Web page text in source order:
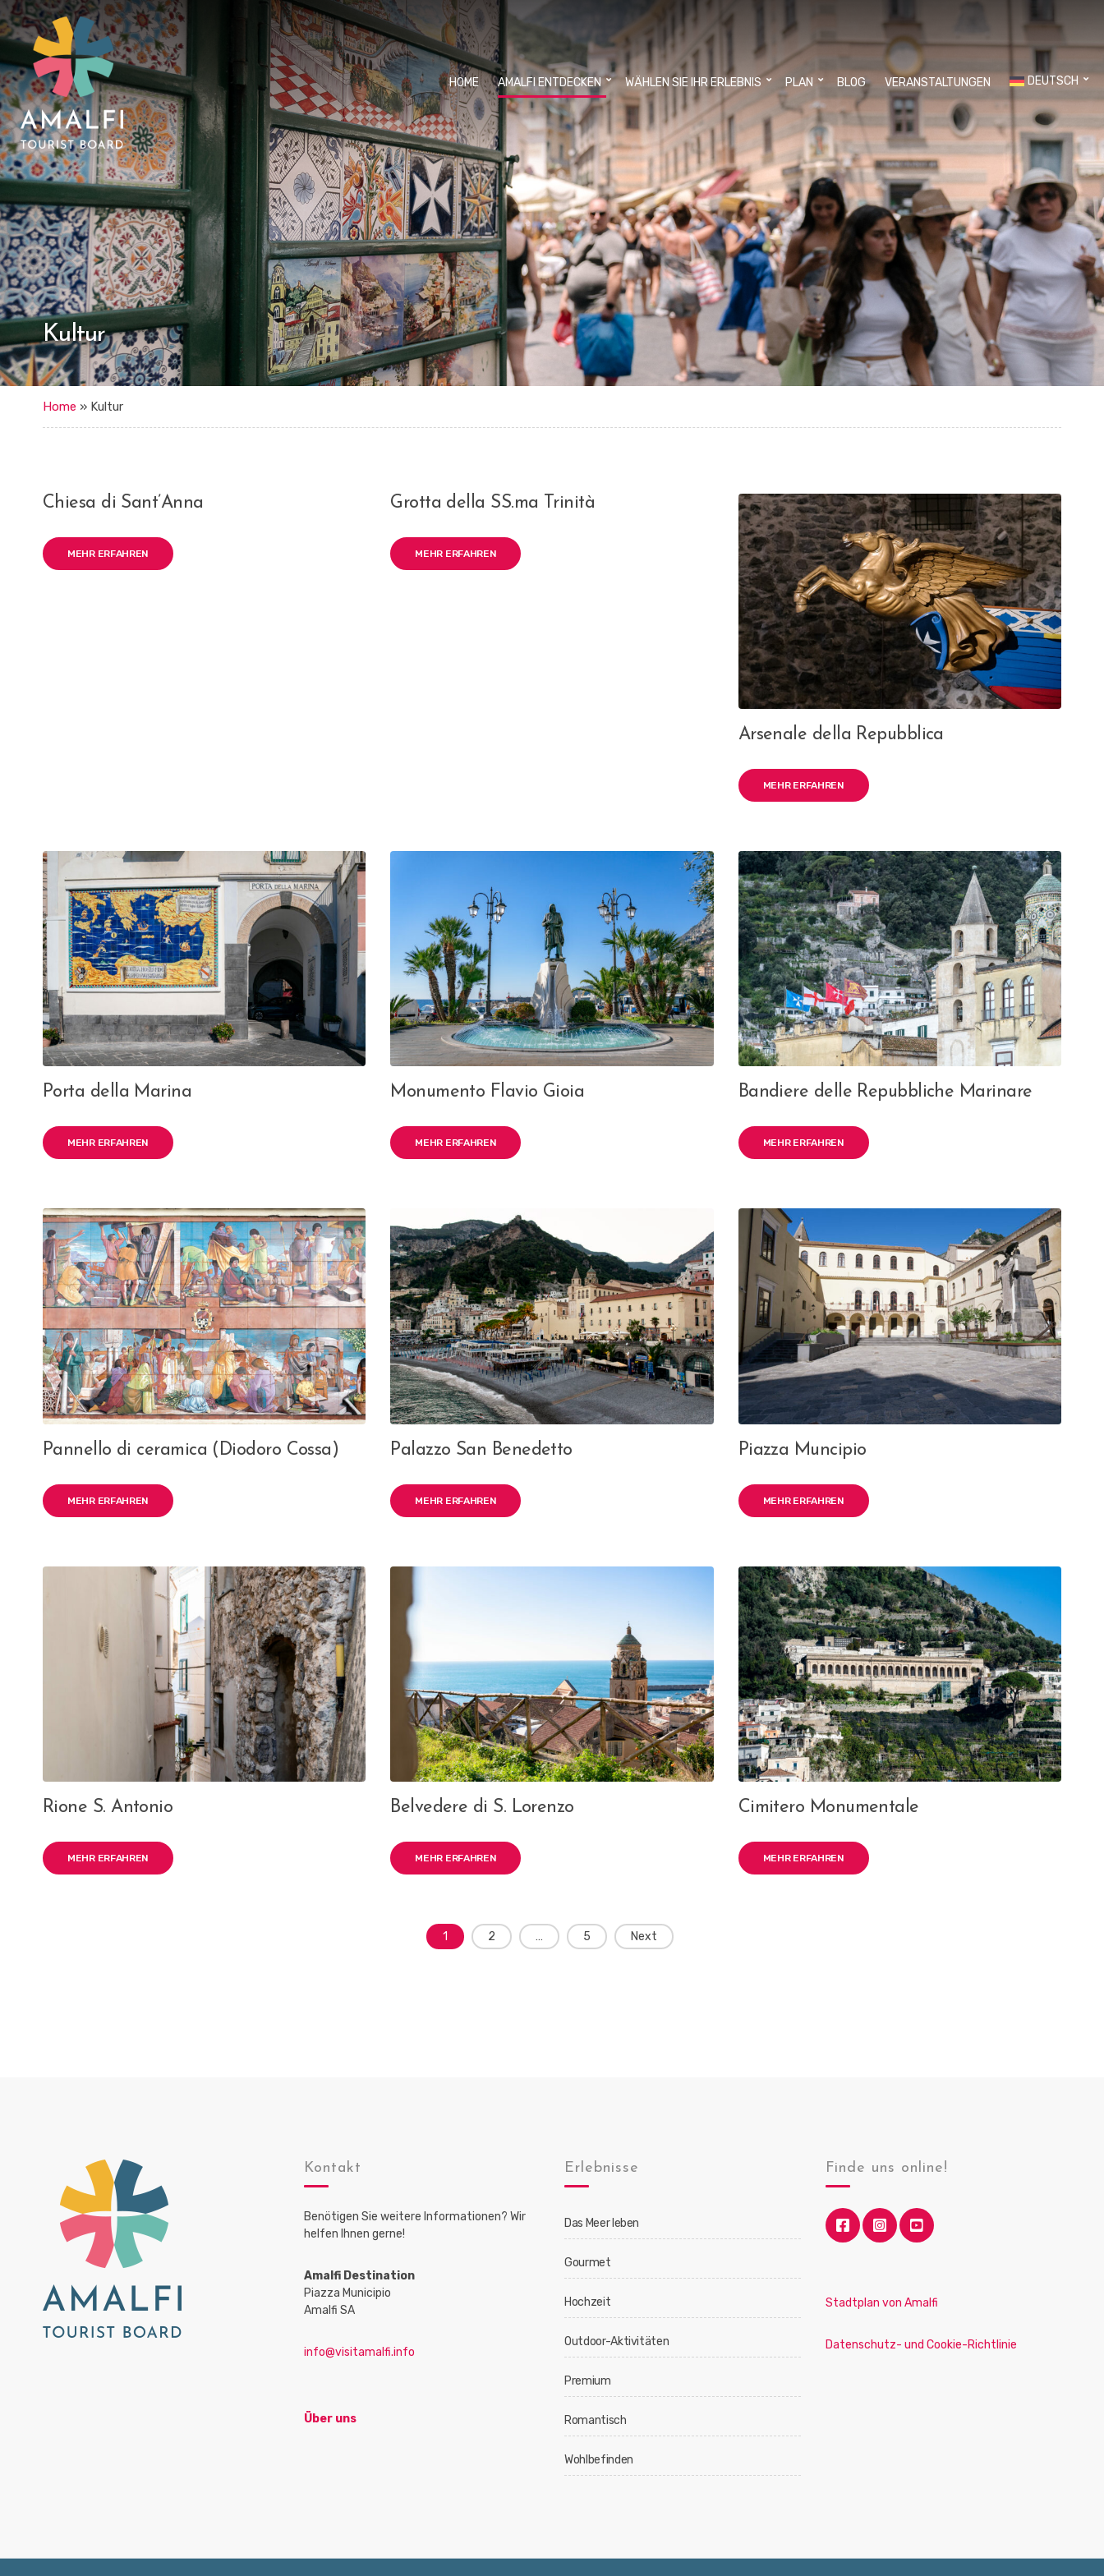
HOME AMALFI ENTDECKEN WÄHLEN SIE IHR ERLEBNIS PLAN BLOG VERANSTALTUNGEN DEUTSCH
Kultur
Home » Kultur
Chiesa di Sant’Anna
MEHR ERFAHREN
Grotta della SS.ma Trinità
MEHR ERFAHREN
Arsenale della Repubblica
MEHR ERFAHREN
Porta della Marina
MEHR ERFAHREN
Monumento Flavio Gioia
MEHR ERFAHREN
Bandiere delle Repubbliche Marinare
MEHR ERFAHREN
Pannello di ceramica (Diodoro Cossa)
MEHR ERFAHREN
Palazzo San Benedetto
MEHR ERFAHREN
Piazza Muncipio
MEHR ERFAHREN
Rione S. Antonio
MEHR ERFAHREN
Belvedere di S. Lorenzo
MEHR ERFAHREN
Cimitero Monumentale
MEHR ERFAHREN
1 2 … 5 Next
Kontakt
Benötigen Sie weitere Informationen? Wir
helfen Ihnen gerne!
Amalfi Destination
Piazza Municipio
Amalfi SA
info@visitamalfi.info
Über uns
Erlebnisse
Das Meer leben
Gourmet
Hochzeit
Outdoor-Aktivitäten
Premium
Romantisch
Wohlbefinden
Finde uns online!
Stadtplan von Amalfi
Datenschutz- und Cookie-Richtlinie